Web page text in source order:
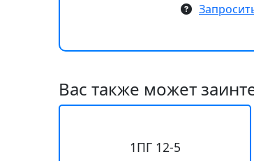
Вас также может
1ПГ 12-5